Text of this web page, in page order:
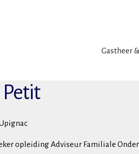
Gastheer
opleiding Adviseur Familiale